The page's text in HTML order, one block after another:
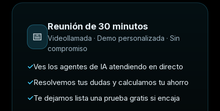
📅
Reunión de 30 minutos
Videollamada · Demo personalizada · Sin
compromiso
✓Ves los agentes de IA atendiendo en directo
✓Resolvemos tus dudas y calculamos tu ahorro
✓Te dejamos lista una prueba gratis si encaja